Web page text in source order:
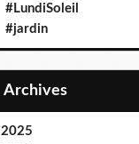
#LundiSoleil
#jardin
Archives
2025